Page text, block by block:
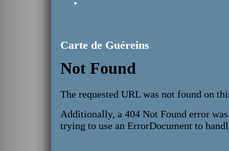
Carte de Guéreins